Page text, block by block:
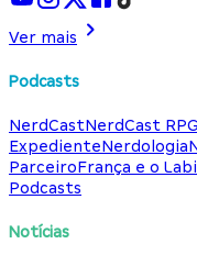
Ver mais
Podcasts
NerdCastNerdCast RPG
ExpedienteNerdologia
ParceiroFrança e o
Podcasts
Notícias